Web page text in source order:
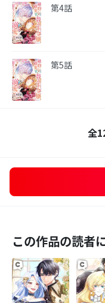
第4話
第5話
全
この作品の読者